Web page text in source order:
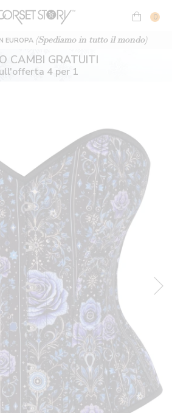
EUROPA (Spediamo in tutto il mondo)
0
CAMBI GRATUITI
4 per 1